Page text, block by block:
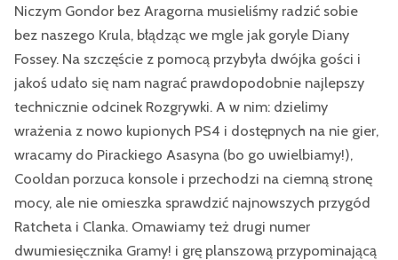
Niczym Gondor bez Aragorna musieliśmy radzić sobie
bez naszego Krula, błądząc we mgle jak goryle Diany
Fossey. Na szczęście z pomocą przybyła dwójka gości i
jakoś udało się nam nagrać prawdopodobnie najlepszy
technicznie odcinek Rozgrywki. A w nim: dzielimy
wrażenia z nowo kupionych PS4 i dostępnych na nie gier,
wracamy do Pirackiego Asasyna (bo go uwielbiamy!),
Cooldan porzuca konsole i przechodzi na ciemną stronę
mocy, ale nie omieszka sprawdzić najnowszych przygód
Ratcheta i Clanka. Omawiamy też drugi numer
dwumiesięcznika Gramy! i grę planszową przypominającą